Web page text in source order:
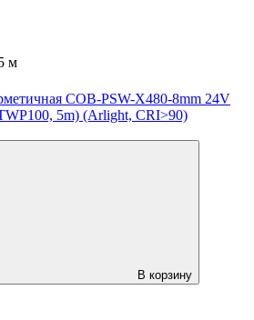
м
COB-PSW-X480-8mm 24V
5m) (Arlight, CRI>90)
В корзину